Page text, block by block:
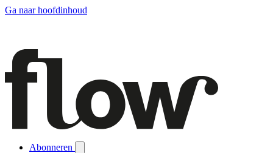
Ga naar hoofdinhoud
Abonneren